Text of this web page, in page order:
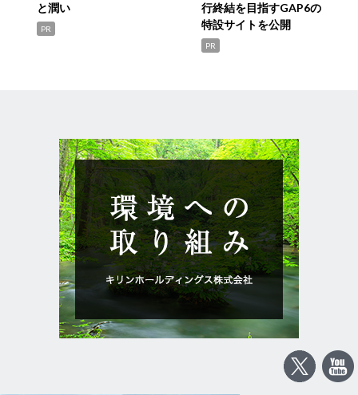
と潤い
PR
行終結を目指すGAP6の
特設サイトを公開
PR